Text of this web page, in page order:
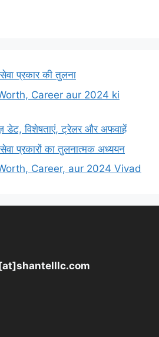
प्रकार की तुलना
Career aur 2024 ki
डेट, विशेषताएं, ट्रेलर और अफवाहें
प्रकारों का तुलनात्मक अध्ययन
Career, aur 2024 Vivad